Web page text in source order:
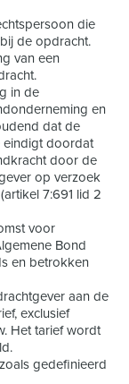
die
de opdracht.
van een
in de
en
dat de
eindigt doordat
door de
op verzoek
7:691 lid 2
voor
Bond
en betrokken
aan de
exclusief
Het tarief wordt
gedefinieerd